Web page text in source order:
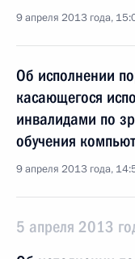
9 апреля 2013 года,
Об исполнении
касающегося
инвалидами по
обучения
9 апреля 2013 года,
5 апреля 2013